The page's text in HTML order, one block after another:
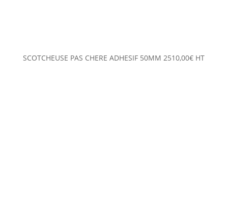
SCOTCHEUSE PAS CHERE ADHESIF 50MM 2510,00€ HT